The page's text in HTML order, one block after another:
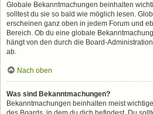
Globale Bekanntmachungen beinhalten
solltest du sie so bald wie möglich lesen.
erscheinen ganz oben in jedem Forum und
Bereich. Ob du eine globale
hängt von den durch die Board-
ab.
Nach oben
Was sind Bekanntmachungen?
Bekanntmachungen beinhalten meist